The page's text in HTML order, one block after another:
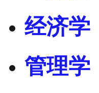
经济学
管理学